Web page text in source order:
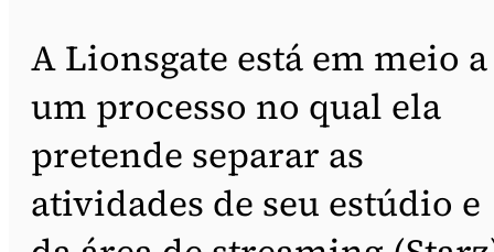
A Lionsgate está em meio a
um processo no qual ela
pretende separar as
atividades de seu estúdio e